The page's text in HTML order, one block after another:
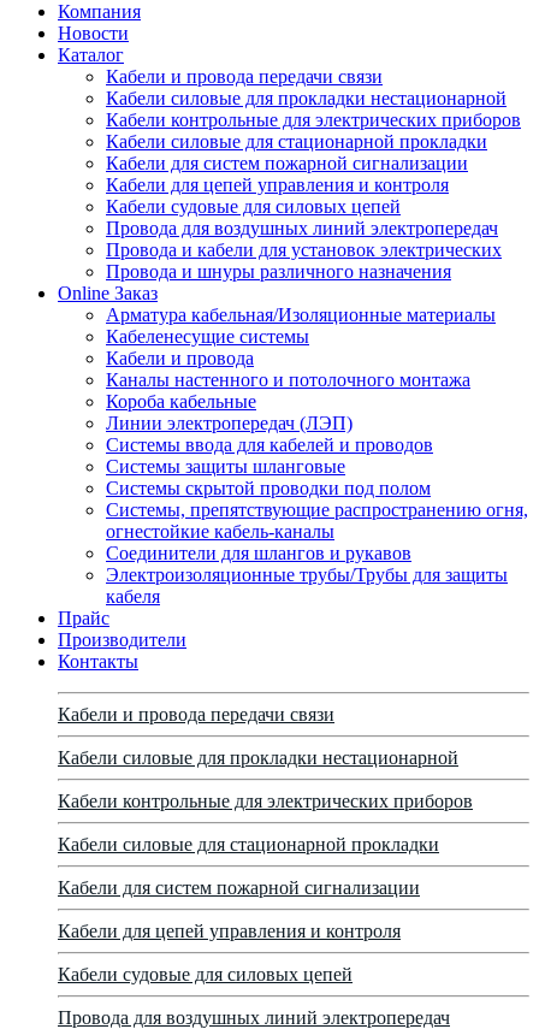
Компания
Новости
Каталог
Кабели и провода передачи связи
Кабели силовые для прокладки нестационарной
Кабели контрольные для электрических приборов
Кабели силовые для стационарной прокладки
Кабели для систем пожарной сигнализации
Кабели для цепей управления и контроля
Кабели судовые для силовых цепей
Провода для воздушных линий электропередач
Провода и кабели для установок электрических
Провода и шнуры различного назначения
Online Заказ
Арматура кабельная/Изоляционные материалы
Кабеленесущие системы
Кабели и провода
Каналы настенного и потолочного монтажа
Короба кабельные
Линии электропередач (ЛЭП)
Системы ввода для кабелей и проводов
Системы защиты шланговые
Системы скрытой проводки под полом
Системы, препятствующие распространению огня,
огнестойкие кабель-каналы
Соединители для шлангов и рукавов
Электроизоляционные трубы/Трубы для защиты
кабеля
Прайс
Производители
Контакты
Кабели и провода передачи связи
Кабели силовые для прокладки нестационарной
Кабели контрольные для электрических приборов
Кабели силовые для стационарной прокладки
Кабели для систем пожарной сигнализации
Кабели для цепей управления и контроля
Кабели судовые для силовых цепей
Провода для воздушных линий электропередач